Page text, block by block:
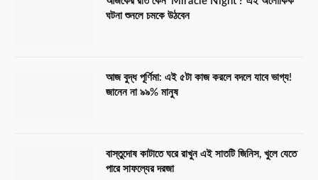
ঘটনা শুনলে চমকে উঠবেন
আজ বুদ্ধ পূর্ণিমা: এই ৫টা কাজ করলে বদলে যাবে ভাগ্য!
জানেন না ৯৯% মানুষ
বাস্তুদোষ কাটাতে ঘরে রাখুন এই সাতটি জিনিস, খুলে যেতে
পারে সাফল্যের দরজা